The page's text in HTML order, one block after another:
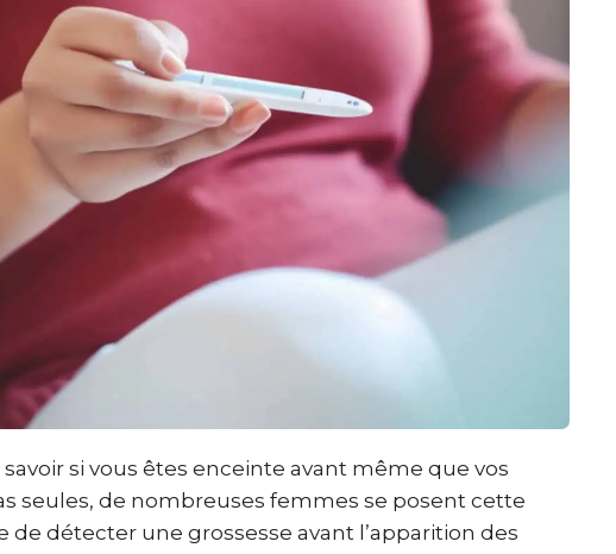
si vous êtes enceinte avant même que vos
seules, de nombreuses femmes se posent cette
de détecter une grossesse avant l’apparition des